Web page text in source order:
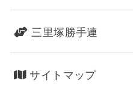
三里塚勝手連
サイトマップ